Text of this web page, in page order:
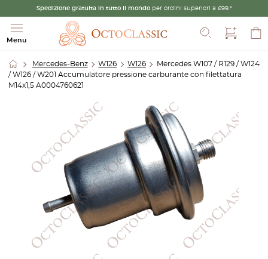
Spedizione gratuita in tutto il mondo per ordini superiori a £99.*
Menu
Cerca
Mercedes-Benz W126 W126
Mercedes W107 / R129 / W124
/ W126 / W201 Accumulatore pressione carburante con filettatura
M14x1,5 A0004760621